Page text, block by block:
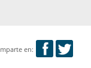
en: